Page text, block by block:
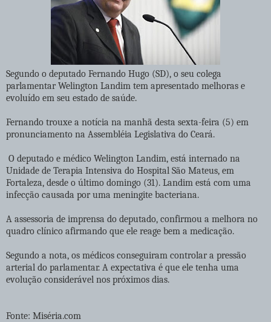
Segundo o deputado Fernando Hugo (SD), o seu colega
parlamentar Welington Landim tem apresentado melhoras e
evoluído em seu estado de saúde.
Fernando trouxe a notícia na manhã desta sexta-feira (5) em
pronunciamento na Assembléia Legislativa do Ceará.
O deputado e médico Welington Landim, está internado na
Unidade de Terapia Intensiva do Hospital São Mateus, em
Fortaleza, desde o último domingo (31). Landim está com uma
infecção causada por uma meningite bacteriana.
A assessoria de imprensa do deputado, confirmou a melhora no
quadro clínico afirmando que ele reage bem a medicação.
Segundo a nota, os médicos conseguiram controlar a pressão
arterial do parlamentar. A expectativa é que ele tenha uma
evolução considerável nos próximos dias.
Fonte: Miséria.com